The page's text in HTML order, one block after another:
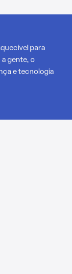
para
a gente, o
e tecnologia